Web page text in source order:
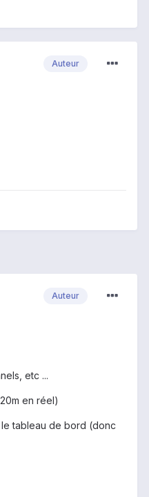
Auteur
Auteur
etc ...
en réel)
tableau de bord (donc